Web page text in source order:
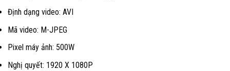
Định dạng video: AVI
Mã video: M-JPEG
Pixel máy ảnh: 500W
Nghị quyết: 1920 X 1080P